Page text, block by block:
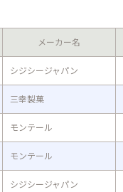
メーカー名
シジシージャパン
三幸製菓
モンテール
モンテール
シジシージャパン